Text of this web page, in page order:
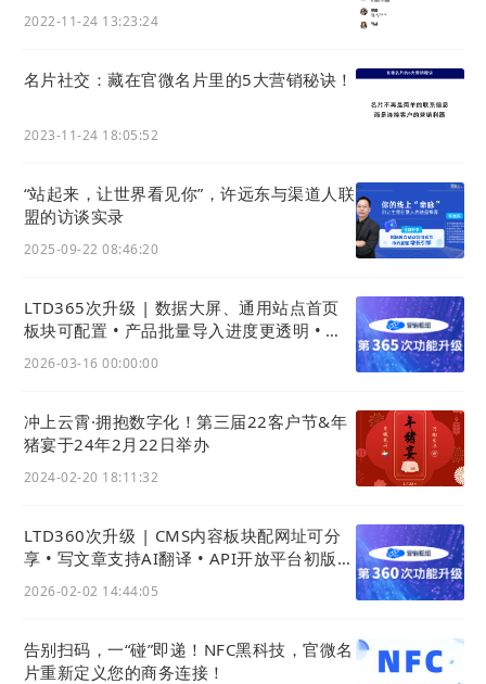
借助数据大屏实时监控 流量状况，例如网站访问
量、访客来源地区、日访客数量等关键指标，可以使
这种方式不仅帮助及时识别和解决问题，还能优化营
销活动，提高网站
的吸引力和用户参与度。通过深入
分析数据，可以更精准地定位目标受众，发现新的增
长机会，从而使 网站流量引导工作更加高效、目标明
2022-11-24 13:23:24
名片社交：藏在官微名片里的5大营销秘诀！
2023-11-24 18:05:52
“站起来，让世界看见你”，许远东与渠道人联
盟的访谈实录
2025-09-22 08:46:20
LTD365次升级 | 数据大屏、通用站点首页
板块可配置 • 产品批量导入进度更透明 • 安
2026-03-16 00:00:00
冲上云霄·拥抱数字化！第三届22客户节&年
猪宴于24年2月22日举办
2024-02-20 18:11:32
LTD360次升级 | CMS内容板块配网址可分
享 • 写文章支持AI翻译 • API开放平台初版上
2026-02-02 14:44:05
告别扫码，一“碰”即递！NFC黑科技，官微名
片重新定义您的商务连接！